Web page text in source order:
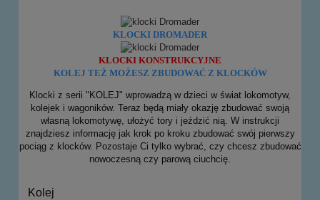
KLOCKI DROMADER
KLOCKI KONSTRUKCYJNE
KOLEJ TEŻ MOŻESZ ZBUDOWAĆ Z KLOCKÓW
Klocki z serii "KOLEJ" wprowadzą w dzieci w świat lokomotyw,
kolejek i wagoników. Teraz będą miały okazję zbudować swoją
własną lokomotywę, ułożyć tory i jeździć nią. W instrukcji
znajdziesz informację jak krok po kroku zbudować swój pierwszy
pociąg z klocków. Pozostaje Ci tylko wybrać, czy chcesz zbudować
nowoczesną czy parową ciuchcię.
Kolej